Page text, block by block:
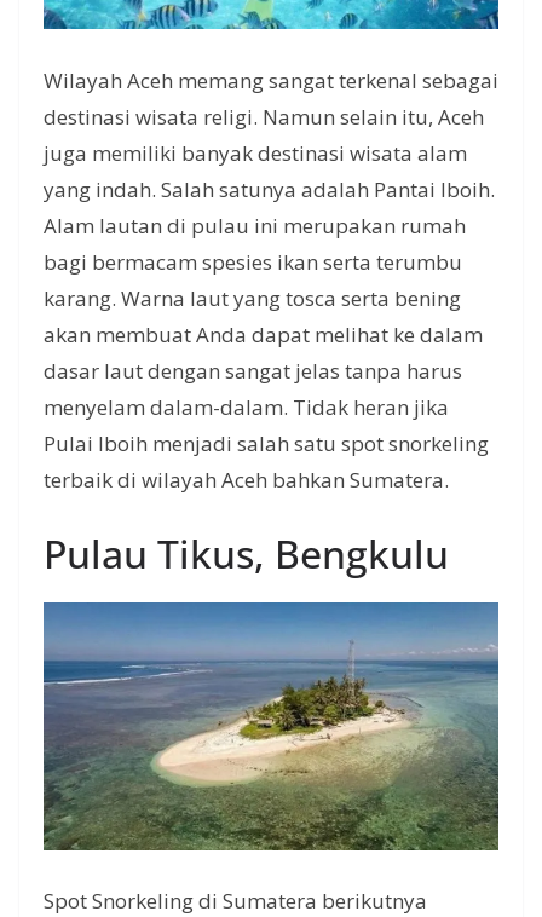
Wilayah Aceh memang sangat terkenal sebagai
destinasi wisata religi. Namun selain itu, Aceh
juga memiliki banyak destinasi wisata alam
yang indah. Salah satunya adalah Pantai Iboih.
Alam lautan di pulau ini merupakan rumah
bagi bermacam spesies ikan serta terumbu
karang. Warna laut yang tosca serta bening
akan membuat Anda dapat melihat ke dalam
dasar laut dengan sangat jelas tanpa harus
menyelam dalam-dalam. Tidak heran jika
Pulai Iboih menjadi salah satu spot snorkeling
terbaik di wilayah Aceh bahkan Sumatera.
Pulau Tikus, Bengkulu
Spot Snorkeling di Sumatera berikutnya